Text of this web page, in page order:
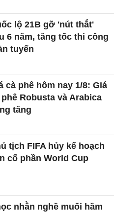
lộ 21B gỡ 'nút thắt'
6 năm, tăng tốc thi công
tuyến
cà phê hôm nay 1/8: Giá
Robusta và Arabica
tăng
tịch FIFA hủy kế hoạch
cổ phần World Cup
nhằn nghề muối hầm